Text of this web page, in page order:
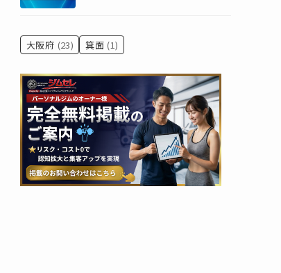
大阪府 (23) 箕面 (1)